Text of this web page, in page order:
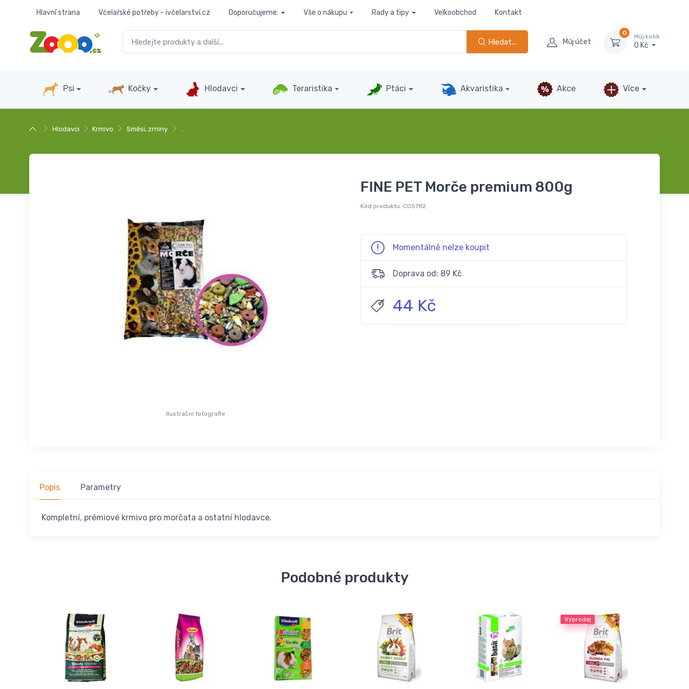
Hlavní strana Včelařské potřeby - ivčelarství.cz Doporučujeme: Vše o nákupu Rady a tipy Velkoobchod Kontakt
Hledat... Můj účet
0
Můj košík
0 Kč
Psi Kočky Hlodavci Teraristika Ptáci Akvaristika Akce Více
Hlodavci Krmivo Směsi, zrniny …
Ilustrační fotografie
FINE PET Morče premium 800g
Kód produktu: C05782
Momentálně nelze koupit
Doprava od: 89 Kč
44 Kč
Popis Parametry
Kompletní, prémiové krmivo pro morčata a ostatní hlodavce.
Podobné produkty
Výprodej